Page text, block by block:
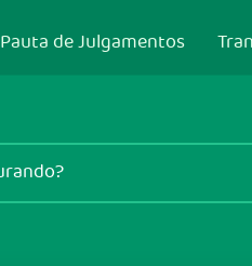
Pauta de Julgamentos